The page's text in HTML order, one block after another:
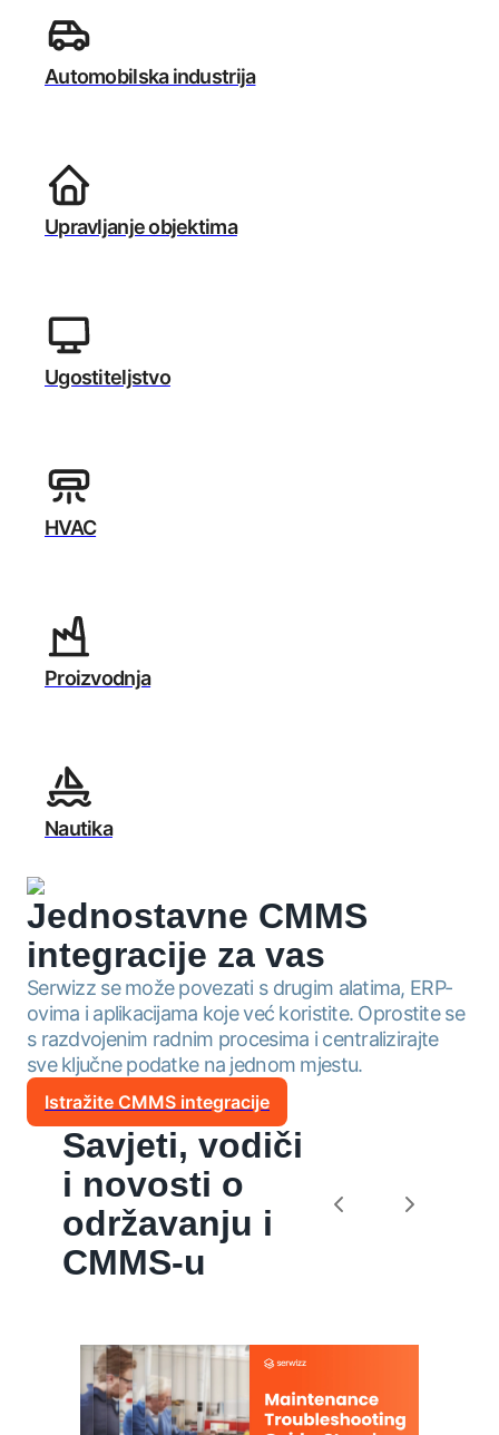
Automobilska industrija
Upravljanje objektima
Ugostiteljstvo
HVAC
Proizvodnja
Nautika
Jednostavne CMMS
integracije za vas
Serwizz se može povezati s drugim alatima, ERP-
ovima i aplikacijama koje već koristite. Oprostite se
s razdvojenim radnim procesima i centralizirajte
sve ključne podatke na jednom mjestu.
Istražite CMMS integracije
Savjeti, vodiči
i novosti o
održavanju i
CMMS-u